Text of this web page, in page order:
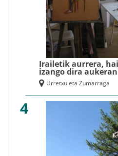
Irailetik aurrera,
izango dira
Urretxu eta Zumarraga
4